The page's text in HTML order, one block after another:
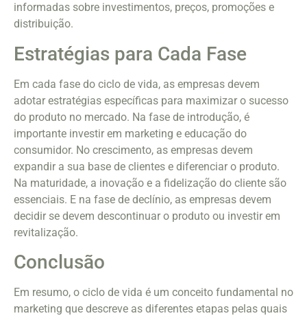
informadas sobre investimentos, preços, promoções e
distribuição.
Estratégias para Cada Fase
Em cada fase do ciclo de vida, as empresas devem
adotar estratégias específicas para maximizar o sucesso
do produto no mercado. Na fase de introdução, é
importante investir em marketing e educação do
consumidor. No crescimento, as empresas devem
expandir a sua base de clientes e diferenciar o produto.
Na maturidade, a inovação e a fidelização do cliente são
essenciais. E na fase de declínio, as empresas devem
decidir se devem descontinuar o produto ou investir em
revitalização.
Conclusão
Em resumo, o ciclo de vida é um conceito fundamental no
marketing que descreve as diferentes etapas pelas quais